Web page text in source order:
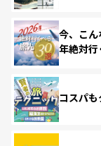
今、こ
年絶対
コスパ